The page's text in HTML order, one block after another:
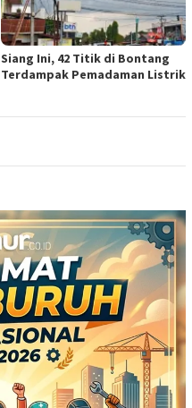
Siang Ini, 42 Titik di Bontang
Terdampak Pemadaman Listrik